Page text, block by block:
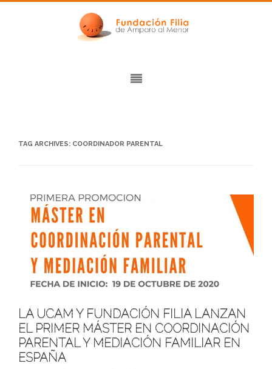
TAG ARCHIVES: COORDINADOR PARENTAL
LA UCAM Y FUNDACIÓN FILIA LANZAN
EL PRIMER MÁSTER EN COORDINACIÓN
PARENTAL Y MEDIACIÓN FAMILIAR EN
ESPAÑA